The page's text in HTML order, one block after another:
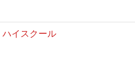
イスクール